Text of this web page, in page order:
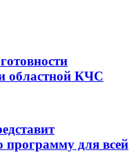
областной КЧС
программу для всей